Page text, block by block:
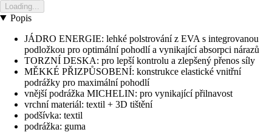
Loading...
Popis
JÁDRO ENERGIE: lehké polstrování z EVA s integrovanou
podložkou pro optimální pohodlí a vynikající absorpci nárazů
TORZNÍ DESKA: pro lepší kontrolu a zlepšený přenos síly
MĚKKÉ PŘIZPŮSOBENÍ: konstrukce elastické vnitřní
podrážky pro maximální pohodlí
vnější podrážka MICHELIN: pro vynikající přilnavost
vrchní materiál: textil + 3D tištění
podšívka: textil
podrážka: guma